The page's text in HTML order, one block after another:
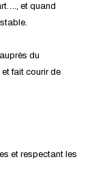
et quand
du
fait courir de
et respectant les